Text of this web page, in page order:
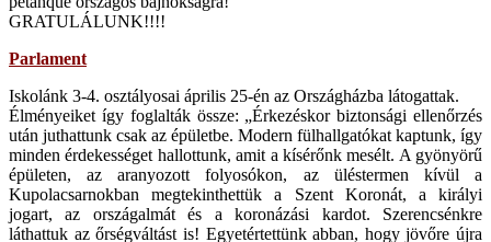
GRATULÁLUNK!!!!
Parlament
Iskolánk 3-4. osztályosai április 25-én az Országházba látogattak.
Élményeiket így foglalták össze: „Érkezéskor biztonsági ellenőrzés
után juthattunk csak az épületbe. Modern fülhallgatókat kaptunk, így
minden érdekességet hallottunk, amit a kísérőnk mesélt. A gyönyörű
épületen, az aranyozott folyosókon, az üléstermen kívül a
Kupolacsarnokban megtekinthettük a Szent Koronát, a királyi
jogart, az országalmát és a koronázási kardot. Szerencsénkre
láthattuk az őrségváltást is! Egyetértettünk abban, hogy jövőre újra